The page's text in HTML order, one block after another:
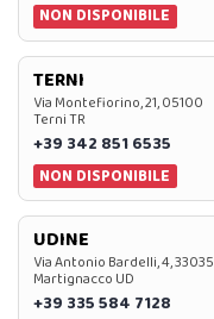
NON DISPONIBILE
TERNI
Via Montefiorino, 21, 05100
Terni TR
+39 342 851 6535
NON DISPONIBILE
UDINE
Via Antonio Bardelli, 4, 33035
Martignacco UD
+39 335 584 7128